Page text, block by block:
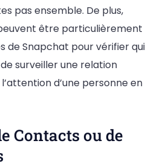
pas ensemble. De plus,
être particulièrement
de Snapchat pour vérifier qui
surveiller une relation
d’une personne en
Contacts ou de